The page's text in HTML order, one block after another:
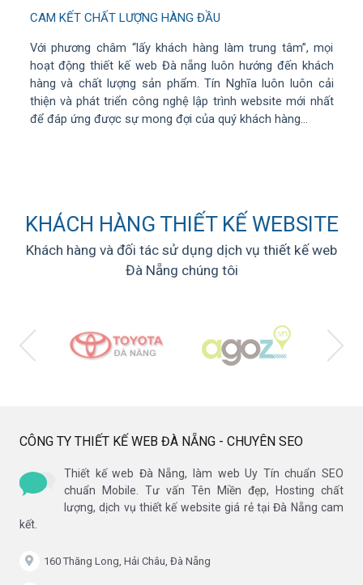
CAM KẾT CHẤT LƯỢNG HÀNG ĐẦU
Với phương châm “lấy khách hàng làm trung tâm”, mọi
hoạt động thiết kế web Đà nẵng luôn hướng đến khách
hàng và chất lượng sản phẩm. Tín Nghĩa luôn luôn cải
thiện và phát triển công nghệ lập trình website mới nhất
để đáp ứng được sự mong đợi của quý khách hàng...
KHÁCH HÀNG THIẾT KẾ WEBSITE
Khách hàng và đối tác sử dụng dịch vụ thiết kế web
Đà Nẵng chúng tôi
CÔNG TY THIẾT KẾ WEB ĐÀ NẴNG - CHUYÊN SEO
Thiết kế web Đà Nẵng, làm web Uy Tín chuẩn SEO
chuẩn Mobile. Tư vấn Tên Miền đẹp, Hosting chất
lượng, dịch vụ thiết kế website giá rẻ tại Đà Nẵng cam
kết.
160 Thăng Long, Hải Châu, Đà Nẵng